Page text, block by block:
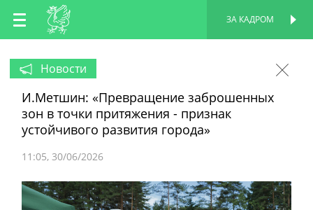
RU
EN
ЗА КАДРОМ
Новости
И.Метшин: «Превращение заброшенных
зон в точки притяжения - признак
устойчивого развития города»
11:05 30/06/2026
ПЕРСОНАЛЬНАЯ